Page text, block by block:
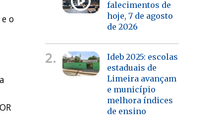
o
falecimentos de
hoje, 7 de agosto
de 2026
2.
Ideb 2025: escolas
estaduais de
Limeira avançam
e município
melhora índices
de ensino